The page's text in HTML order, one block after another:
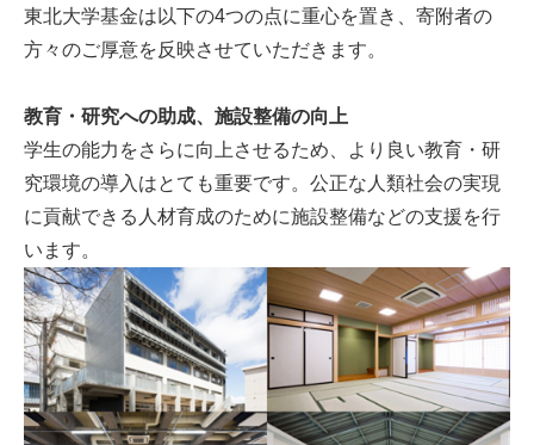
東北大学基金は以下の4つの点に重心を置き、寄附者の
方々のご厚意を反映させていただきます。
教育・研究への助成、施設整備の向上
学生の能力をさらに向上させるため、より良い教育・研
究環境の導入はとても重要です。公正な人類社会の実現
に貢献できる人材育成のために施設整備などの支援を行
います。